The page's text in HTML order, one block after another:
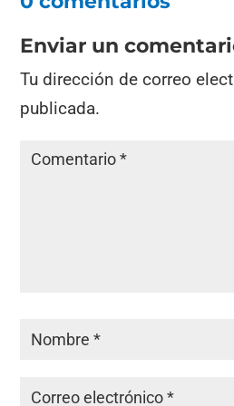
Enviar un
Tu dirección de correo
publicada.